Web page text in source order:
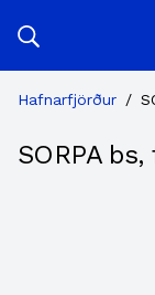
Hafnarfjörður /
SORPA